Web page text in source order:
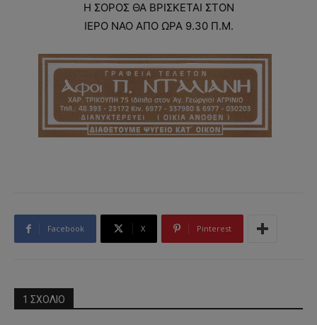
Η ΣΟΡΟΣ ΘΑ ΒΡΙΣΚΕΤΑΙ ΣΤΟΝ
ΙΕΡΟ ΝΑΟ ΑΠΟ ΩΡΑ 9.30 Π.Μ.
Facebook X Pinterest
1 ΣΧΟΛΙΟ